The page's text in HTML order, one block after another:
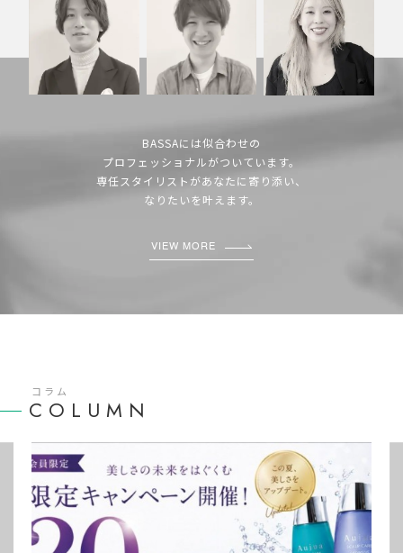
BASSAには似合わせの
プロフェッショナルがついています。
専任スタイリストがあなたに寄り添い、
なりたいを叶えます。
VIEW MORE
COLUMN
コラム